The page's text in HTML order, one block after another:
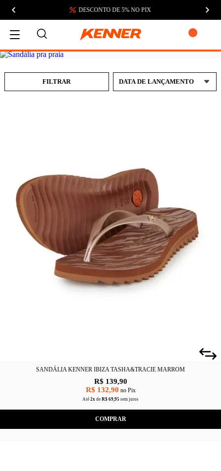
DESCONTO DE 5% NO PIX
BÁSICAS
PLATAFORMA SLIDES
MEU CARRINHO
CONTINUAR COMPRANDO
FINALIZAR COMPRA
FILTRAR
SANDÁLIA KENNER IBIZA TASHA&TRACIE MARROM
R$ 139,90
R$ 132,90 no Pix
Até 2x de R$ 69,95 sem juros
COMPRAR